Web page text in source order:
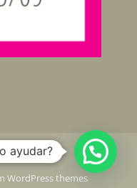
WordPress themes
ayudar?